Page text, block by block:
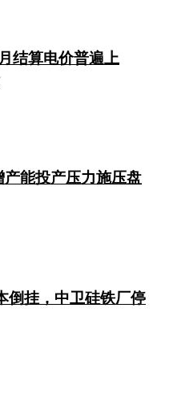
结算电价普遍上
能投产压力施压盘
倒挂，中卫硅铁厂停